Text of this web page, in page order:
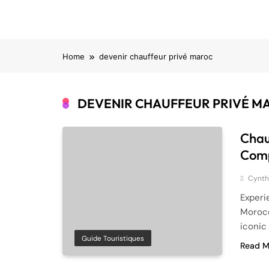
Home devenir chauffeur privé maroc
DEVENIR CHAUFFEUR PRIVÉ
Guide Touristiques
iconic
Read